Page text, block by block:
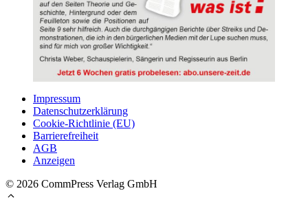
Impressum
Datenschutzerklärung
Cookie-Richtlinie (EU)
Barrierefreiheit
AGB
Anzeigen
© 2026 CommPress Verlag GmbH